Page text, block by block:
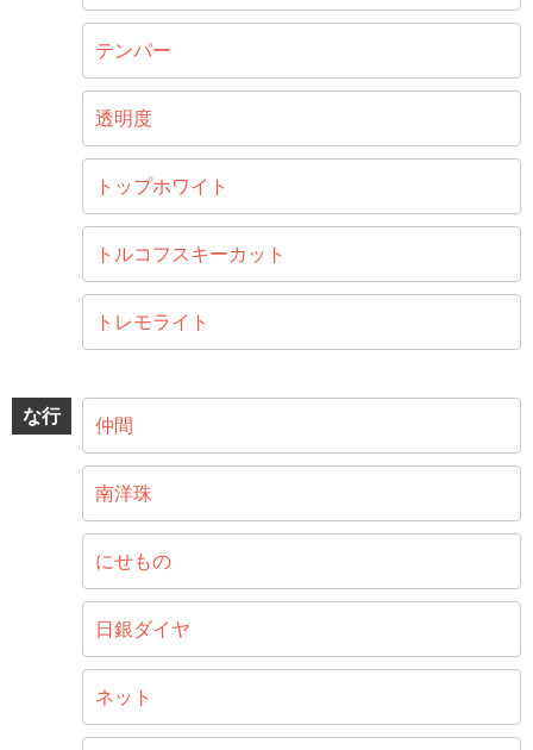
テンパー
透明度
トップホワイト
トルコフスキーカット
トレモライト
な行 仲間
南洋珠
にせもの
日銀ダイヤ
ネット